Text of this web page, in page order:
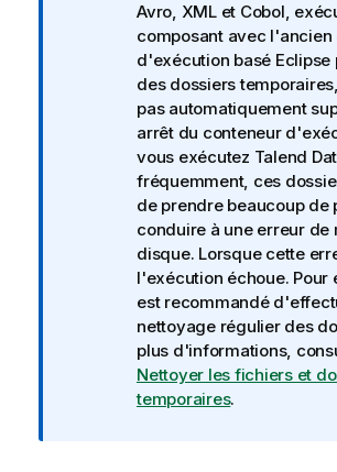
Avro, XML et Cobol,
composant avec l'ancien
d'exécution basé Eclipse
des dossiers
pas automatiquement
arrêt du conteneur
vous exécutez Talend
fréquemment, ces
de prendre beaucoup de
conduire à une erreur de
disque. Lorsque cette
l'exécution échoue. Pour
est recommandé
nettoyage régulier des
plus d'informations,
Nettoyer les fichiers et
temporaires.